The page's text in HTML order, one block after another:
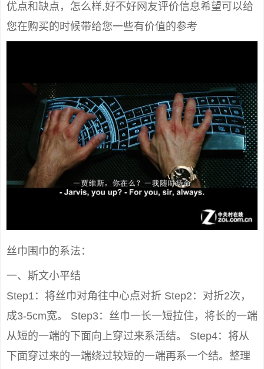
优点和缺点，怎么样,好不好网友评价信息希望可以给
您在购买的时候带给您一些有价值的参考
丝巾围巾的系法：
一、斯文小平结
Step1：将丝巾对角往中心点对折 Step2：对折2次，
成3-5cm宽。 Step3：丝巾一长一短拉住，将长的一端
从短的一端的下面向上穿过来系活结。 Step4：将从
下面穿过来的一端绕过较短的一端再系一个结。整理